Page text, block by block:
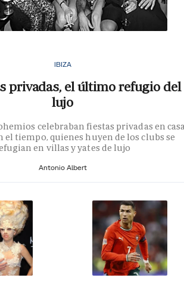
IBIZA
privadas, el último refugio del
lujo
celebraban fiestas privadas en
el tiempo, quienes huyen de los clubs se
en villas y yates de lujo
Antonio Albert